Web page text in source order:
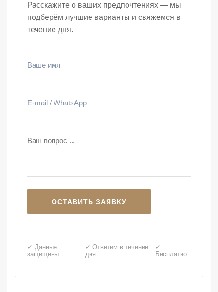
Расскажите о ваших предпочтениях — мы
подберём лучшие варианты и свяжемся в
течение дня.
✓ Данные
защищены
✓ Ответим в течение
дня
✓
Бесплатно